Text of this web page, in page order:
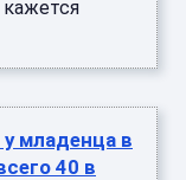
младенца в
40 в